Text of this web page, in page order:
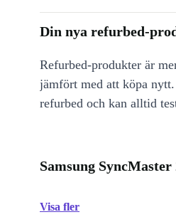
Din nya refurbed-
Refurbed-produkter är
jämfört med att köpa
refurbed och kan alltid
Samsung
Visa fler